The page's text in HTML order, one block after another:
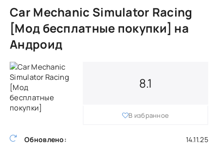
Car Mechanic Simulator Racing
[Мод бесплатные покупки] на
Андроид
Обновлено:
14.11.25
8.1
В избранное